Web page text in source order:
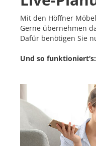
Mit den Höffner
Gerne übernehmen
Dafür benötigen Sie
Und so funktioniert‘s: